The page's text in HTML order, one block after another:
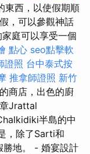
東西，以使假期順
，可以參觀神話
庭可以享受一個
點心 seo點擊軟
證照 台中泰式按
推拿師證照 新竹
商店，出色的廚
Jrattal
半島的中
，除了Sarti和
勝地。 - 婚宴設計